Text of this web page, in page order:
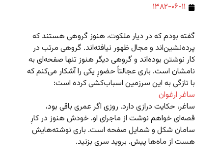
۱۳۸۲-۰۶-۱۱
گفته بودم که در دیار ملکوت، هنوز گروهی هستند که
پرده‌نشین‌اند و مجال ظهور نیافته‌اند. گروهی مرتب در
کار نوشتن بوده‌اند و گروهی دیگر هنوز تنها صفحه‌ای به
نامشان است. باری عجالتاً حضورِ یکی را آشکار می‌کنم که
با تازگی به این سرزمین اسباب‌کشی کرده است:
ساغر ارغوان
ساغر، حکایت درازی دارد. روزی اگر عمری باقی بود،
قصه‌ای خواهم نوشت از ماجرای او. خودش هنوز در کارِ
سامان شکل و شمایل صفحه است. باری نوشته‌هایش
هست از ماه‌ها پیش. بروید سری بزنید.